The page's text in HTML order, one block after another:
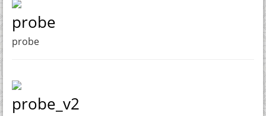
probe
probe
probe_v2